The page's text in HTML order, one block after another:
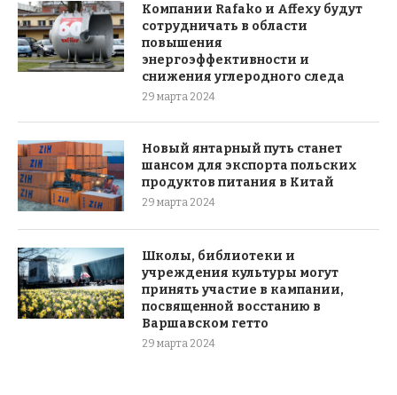
Компании Rafako и Affexy будут
сотрудничать в области
повышения
энергоэффективности и
снижения углеродного следа
29 марта 2024
Новый янтарный путь станет
шансом для экспорта польских
продуктов питания в Китай
29 марта 2024
Школы, библиотеки и
учреждения культуры могут
принять участие в кампании,
посвященной восстанию в
Варшавском гетто
29 марта 2024